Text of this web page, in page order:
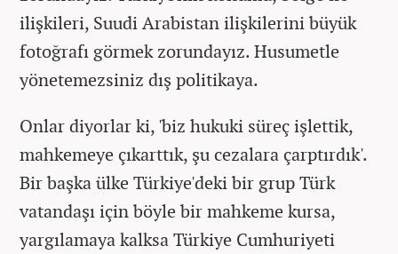
ilişkileri, Suudi Arabistan ilişkilerini büyük
fotoğrafı görmek zorundayız. Husumetle
yönetemezsiniz dış politikaya.
Onlar diyorlar ki, 'biz hukuki süreç işlettik,
mahkemeye çıkarttık, şu cezalara çarptırdık'.
Bir başka ülke Türkiye'deki bir grup Türk
vatandaşı için böyle bir mahkeme kursa,
yargılamaya kalksa Türkiye Cumhuriyeti